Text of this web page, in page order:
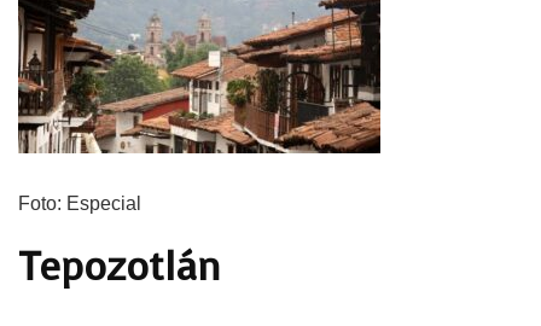
Foto: Especial
Tepozotlán